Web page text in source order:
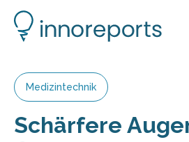
Medizintechnik
Schärfere